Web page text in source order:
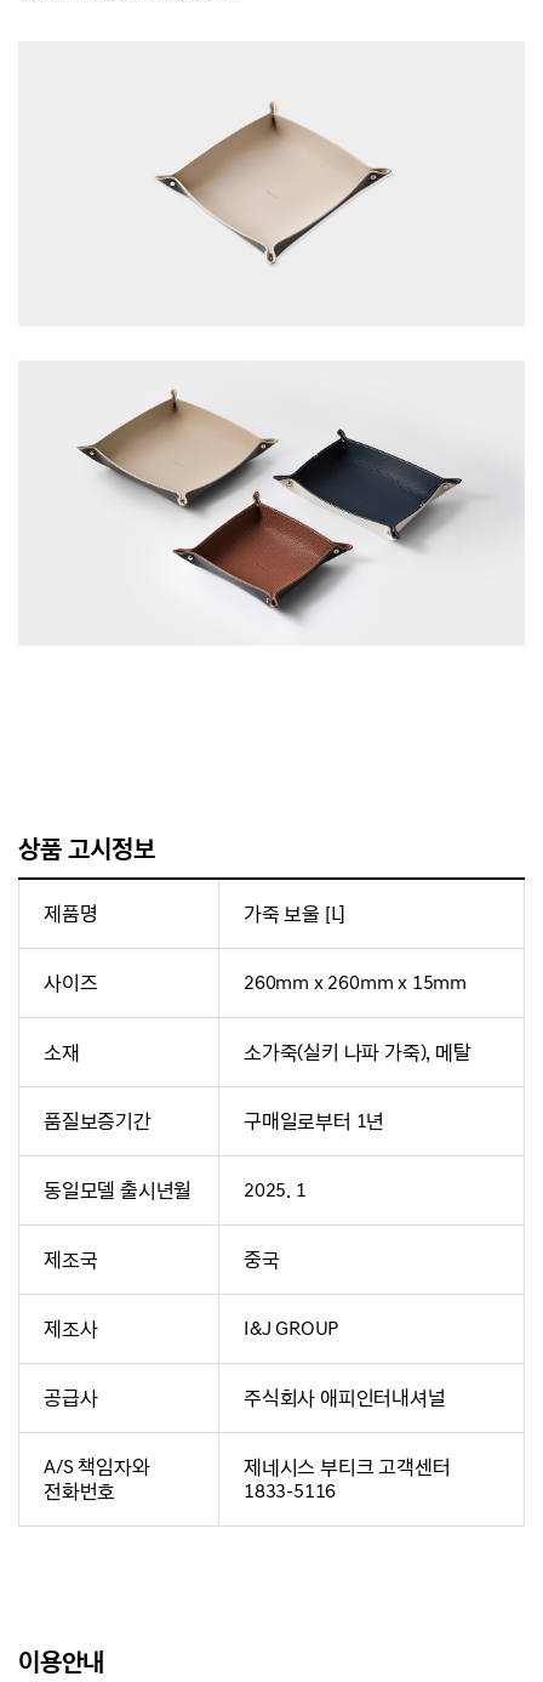
상품 고시정보
제품명 가죽 보울 [L]
사이즈 260mm x 260mm x 15mm
소재 소가죽(실키 나파 가죽), 메탈
품질보증기간 구매일로부터 1년
동일모델 출시년월 2025. 1
제조국 중국
제조사 I&J GROUP
공급사 주식회사 애피인터내셔널
A/S 책임자와
전화번호
제네시스 부티크 고객센터
1833-5116
이용안내